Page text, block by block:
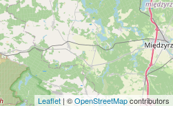
Leaflet| ©OpenStreetMapcontributors